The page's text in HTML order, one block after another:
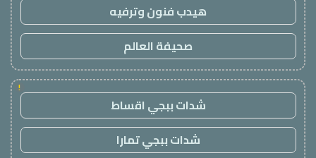
هيدب فنون وترفيه
صحيفة العالم
!
شدات ببجي اقساط
شدات ببجي تمارا